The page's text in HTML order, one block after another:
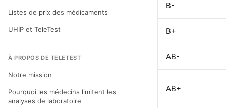
Listes de prix des médicaments
UHIP et TeleTest
À PROPOS DE TELETEST
Notre mission
Pourquoi les médecins limitent les
analyses de laboratoire
B-
B+
AB-
AB+